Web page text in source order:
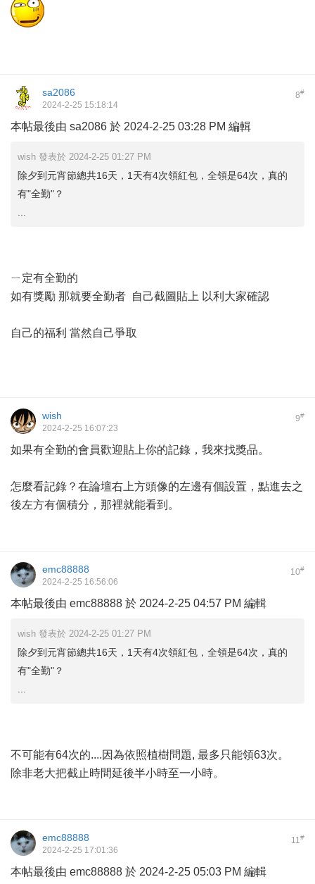
8#
sa2086
2024-2-25 15:18:14
本帖最後由 sa2086 於 2024-2-25 03:28 PM 編輯
wish 發表於 2024-2-25 01:27 PM
除夕到元宵節總共16天，1天有4次領紅包，全領是64次，真的
有"全勤"？
...
ㄧ定有全勤的
如有獎勵 那就要全勤者 自己截圖貼上 以利大家確認
自己的福利 當然自己爭取
9#
wish
2024-2-25 16:07:23
如果有全勤的會員歡迎貼上你的記錄，我來找獎品。
怎麼看記錄？在論壇右上方頭像的左邊有個設置，點進去之
後左方有個積分，那裡就能看到。
10#
emc88888
2024-2-25 16:56:06
本帖最後由 emc88888 於 2024-2-25 04:57 PM 編輯
wish 發表於 2024-2-25 01:27 PM
除夕到元宵節總共16天，1天有4次領紅包，全領是64次，真的
有"全勤"？
...
不可能有64次的....因為依照植樹問題, 最多只能領63次。
除非老大把截止時間延後半小時至一小時。
11#
emc88888
2024-2-25 17:01:36
本帖最後由 emc88888 於 2024-2-25 05:03 PM 編輯